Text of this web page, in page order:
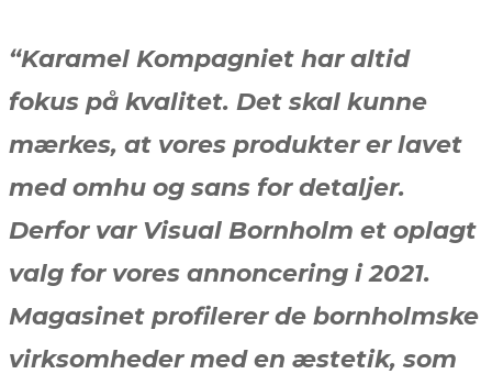
“Karamel Kompagniet har altid
fokus på kvalitet. Det skal kunne
mærkes, at vores produkter er lavet
med omhu og sans for detaljer.
Derfor var Visual Bornholm et oplagt
valg for vores annoncering i 2021.
Magasinet profilerer de bornholmske
virksomheder med en æstetik, som